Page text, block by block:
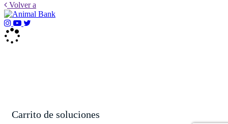
Volver a
Carrito de soluciones